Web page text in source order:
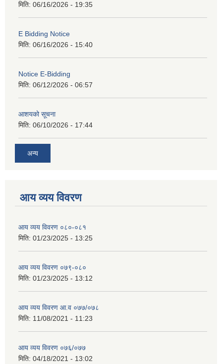
मिति: 06/16/2026 - 19:35
E Bidding Notice
मिति: 06/16/2026 - 15:40
Notice E-Bidding
मिति: 06/12/2026 - 06:57
आशयको सूचना
मिति: 06/10/2026 - 17:44
अन्य
आय व्यय विवरण
आय व्यय विवरण ०८०-०८१
मिति: 01/23/2025 - 13:25
आय व्यय विवरण ०७९-०८०
मिति: 01/23/2025 - 13:12
आय व्यय विवरण आ.व ०७७/०७८
मिति: 11/08/2021 - 11:23
आय व्यय विवरण ०७६/०७७
मिति: 04/18/2021 - 13:02